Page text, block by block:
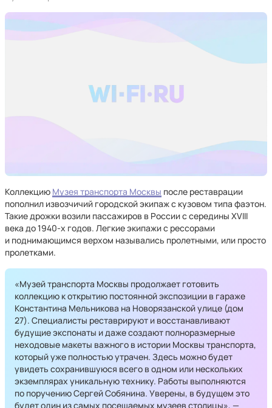
Коллекцию Музея транспорта Москвы после реставрации
пополнил извозчичий городской экипаж с кузовом типа фаэтон.
Такие дрожки возили пассажиров в России с середины XVIII
века до 1940-х годов. Легкие экипажи с рессорами
и поднимающимся верхом назывались пролетными, или просто
пролетками.
«Музей транспорта Москвы продолжает готовить
коллекцию к открытию постоянной экспозиции в гараже
Константина Мельникова на Новорязанской улице (дом
27). Специалисты реставрируют и восстанавливают
будущие экспонаты и даже создают полноразмерные
неходовые макеты важного в истории Москвы транспорта,
который уже полностью утрачен. Здесь можно будет
увидеть сохранившуюся всего в одном или нескольких
экземплярах уникальную технику. Работы выполняются
по поручению Сергей Собянина. Уверены, в будущем это
будет один из самых посещаемых музеев столицы», —